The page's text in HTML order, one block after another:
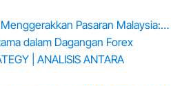
Pasaran Malaysia:…
dalam Dagangan Forex
| ANALISIS ANTARA